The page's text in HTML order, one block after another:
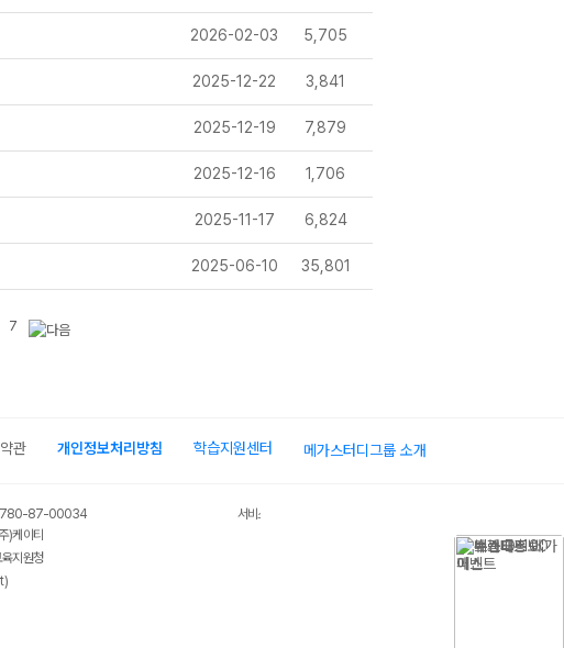
2026-02-03 5,705
2025-12-22 3,841
2025-12-19 7,879
2025-12-16 1,706
2025-11-17 6,824
2025-06-10 35,801
7
관 개인정보처리방침 학습지원센터 메가스터디그룹 소개
: 780-87-00034
)케이티
지원청
서비스 가입사실 확인